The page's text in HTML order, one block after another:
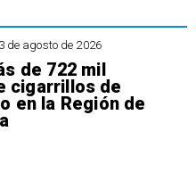
3 de agosto de 2026
de 722 mil
cigarrillos de
en la Región de